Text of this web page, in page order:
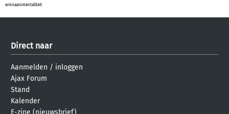
winnaarsmentaliteit
Direct naar
Aanmelden / inloggen
Ajax Forum
Stand
Kalender
E-zine (nieuwsbrief)